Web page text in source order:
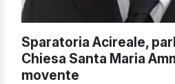
Sparatoria Acireale,
Chiesa Santa Maria
movente